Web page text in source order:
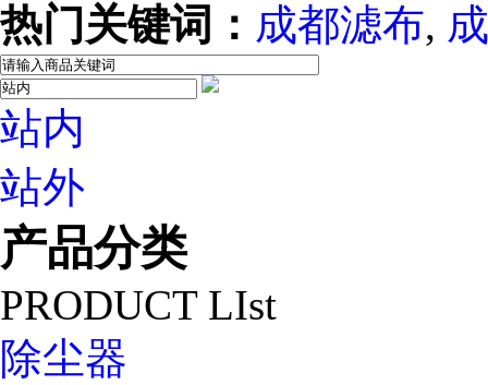
热门关键词： 成都滤布,
站内
站外
产品分类
PRODUCT LIst
除尘器